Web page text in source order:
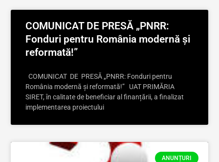
COMUNICAT DE PRESĂ „PNRR:
Fonduri pentru România modernă și
reformată!”
COMUNICAT DE PRESĂ „PNRR: Fonduri pentru
România modernă și reformată!” UAT PRIMĂRIA
SIRET, în calitate de beneficiar al finanțării, a finalizat
implementarea proiectului
ANUNȚURI